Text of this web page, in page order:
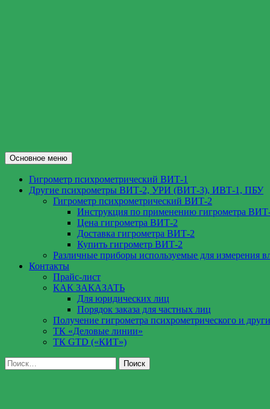
ВИТ-1.РФ
Поиск
Основное меню
Гигрометр психрометрический ВИТ-1
Другие психрометры ВИТ-2, УРИ (ВИТ-3), ИВТ-1, ПБУ
Гигрометр психрометрический ВИТ-2
Инструкция по применению гигрометра
Цена гигрометра ВИТ-2
Доставка гигрометра ВИТ-2
Купить гигрометр ВИТ-2
Различные приборы используемые для измерения
Контакты
Прайс-лист
КАК ЗАКАЗАТЬ
Для юридических лиц
Порядок заказа для частных лиц
Получение гигрометра психрометрического и
ТК «Деловые линии»
ТК GTD («КИТ»)
Найти: